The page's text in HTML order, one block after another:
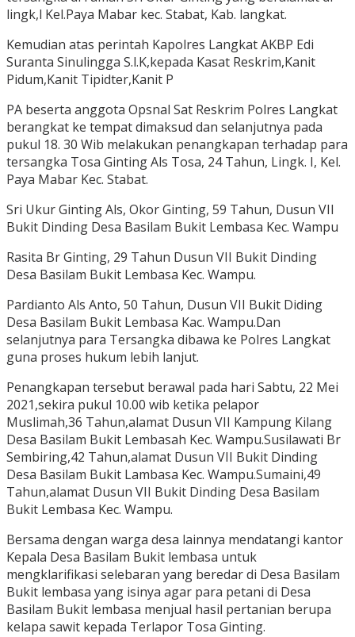
lingk,l Kel.Paya Mabar kec. Stabat, Kab. langkat.
Kemudian atas perintah Kapolres Langkat AKBP Edi
Suranta Sinulingga S.l.K,kepada Kasat Reskrim,Kanit
Pidum,Kanit Tipidter,Kanit P
PA beserta anggota Opsnal Sat Reskrim Polres Langkat
berangkat ke tempat dimaksud dan selanjutnya pada
pukul 18. 30 Wib melakukan penangkapan terhadap para
tersangka Tosa Ginting Als Tosa, 24 Tahun, Lingk. I, Kel.
Paya Mabar Kec. Stabat.
Sri Ukur Ginting Als, Okor Ginting, 59 Tahun, Dusun VII
Bukit Dinding Desa Basilam Bukit Lembasa Kec. Wampu
Rasita Br Ginting, 29 Tahun Dusun VII Bukit Dinding
Desa Basilam Bukit Lembasa Kec. Wampu.
Pardianto Als Anto, 50 Tahun, Dusun VII Bukit Diding
Desa Basilam Bukit Lembasa Kac. Wampu.Dan
selanjutnya para Tersangka dibawa ke Polres Langkat
guna proses hukum lebih lanjut.
Penangkapan tersebut berawal pada hari Sabtu, 22 Mei
2021,sekira pukul 10.00 wib ketika pelapor
Muslimah,36 Tahun,alamat Dusun VII Kampung Kilang
Desa Basilam Bukit Lembasah Kec. Wampu.Susilawati Br
Sembiring,42 Tahun,alamat Dusun VII Bukit Dinding
Desa Basilam Bukit Lambasa Kec. Wampu.Sumaini,49
Tahun,alamat Dusun VII Bukit Dinding Desa Basilam
Bukit Lembasa Kec. Wampu.
Bersama dengan warga desa lainnya mendatangi kantor
Kepala Desa Basilam Bukit lembasa untuk
mengklarifikasi selebaran yang beredar di Desa Basilam
Bukit lembasa yang isinya agar para petani di Desa
Basilam Bukit lembasa menjual hasil pertanian berupa
kelapa sawit kepada Terlapor Tosa Ginting.